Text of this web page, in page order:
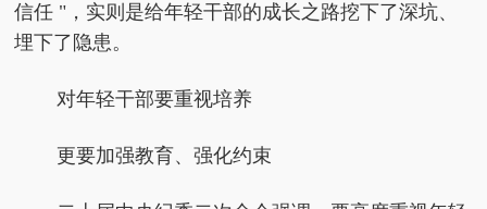
信任 "，实则是给年轻干部的成长之路挖下了深坑、
埋下了隐患。
对年轻干部要重视培养
更要加强教育、强化约束